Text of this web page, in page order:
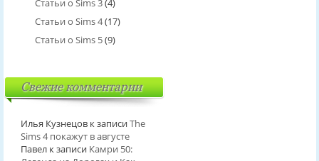
Статьи о Sims 3(4)
Статьи о Sims 4(17)
Статьи о Sims 5(9)
Свежие комментарии
Илья Кузнецовк записиThe
Sims 4 покажут в августе
Павелк записи Камри 50: